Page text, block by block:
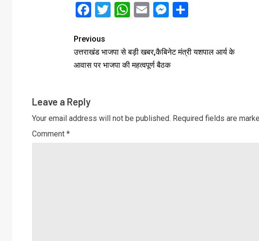
Facebook
Twitter
WhatsApp
EmailMessenger
Share
Previous
उत्तराखंड भाजपा से बड़ी खबर,कैबिनेट मंत्री यशपाल आर्य के
आवास पर भाजपा की महत्वपूर्ण बैठक
Leave a Reply
Your email address will not be published. Required fields are
Comment *